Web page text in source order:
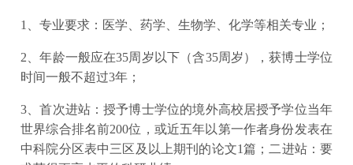
1、专业要求：医学、药学、生物学、化学等相关专业；
2、年龄一般应在35周岁以下（含35周岁），获博士学位
时间一般不超过3年；
3、首次进站：授予博士学位的境外高校居授予学位当年
世界综合排名前200位，或近五年以第一作者身份发表在
中科院分区表中三区及以上期刊的论文1篇；二进站：要